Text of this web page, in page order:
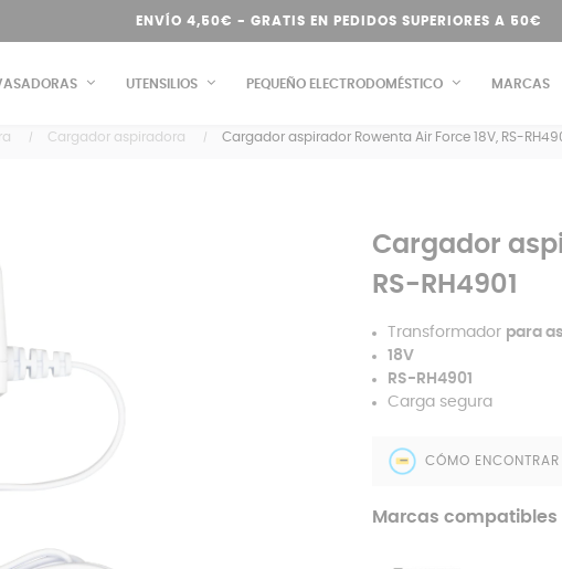
ENVÍO 4,50€ - GRATIS EN PEDIDOS SUPERIORES A 50€
UTENSILIOS PEQUEÑO ELECTRODOMÉSTICO MARCAS
Cargador aspiradora Cargador aspirador Rowenta Air Force 18V, RS-
Cargador
RS-RH4901
Transformador para
18V
RS-RH4901
Carga segura
CÓMO
Marcas compatibles